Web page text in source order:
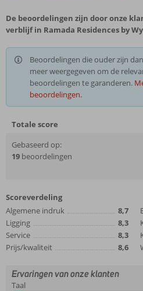
De beoordelingen zijn door onze
verblijf in Ramada Residences by
Beoordelingen die ouder zijn
meer weergegeven om de
beoordelingen te garanderen.
beoordelingen.
Totale score
Gebaseerd op:
19 beoordelingen
Scoreverdeling
Algemene indruk
8,7
Ligging
8,3
Service
8,3
Prijs/kwaliteit
8,6
Ervaringen van onze klanten
Taal